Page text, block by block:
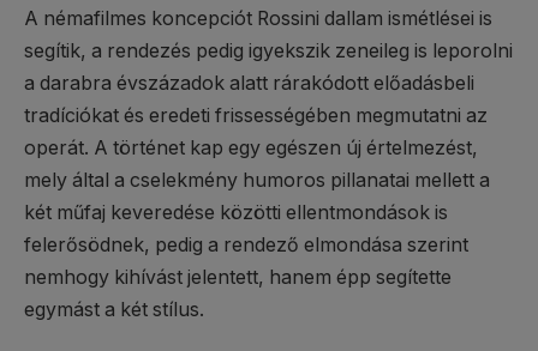
A némafilmes koncepciót Rossini dallam ismétlései is
segítik, a rendezés pedig igyekszik zeneileg is leporolni
a darabra évszázadok alatt rárakódott előadásbeli
tradíciókat és eredeti frissességében megmutatni az
operát. A történet kap egy egészen új értelmezést,
mely által a cselekmény humoros pillanatai mellett a
két műfaj keveredése közötti ellentmondások is
felerősödnek, pedig a rendező elmondása szerint
nemhogy kihívást jelentett, hanem épp segítette
egymást a két stílus.